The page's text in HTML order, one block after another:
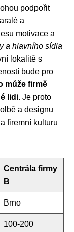
podpořit
a
motivace a
a hlavního sídla
lokalitě s
bude pro
může firmě
lidi. Je proto
a designu
firemní kulturu
Centrála firmy
B
Brno
100-200